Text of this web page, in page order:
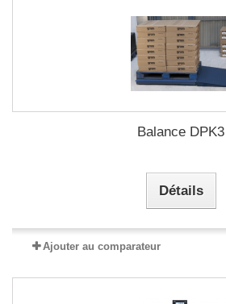
Balance DPK3
Détails
Ajouter au comparateur